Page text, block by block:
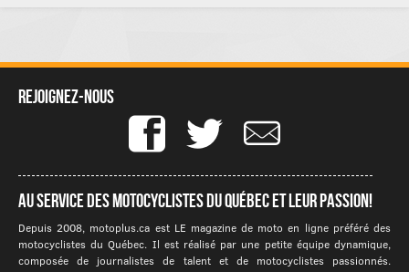
Rejoignez-nous
Au service des motocyclistes du québec et leur passion!
Depuis 2008, motoplus.ca est LE magazine de moto en ligne préféré des
motocyclistes du Québec. Il est réalisé par une petite équipe dynamique,
composée de journalistes de talent et de motocyclistes passionnés.